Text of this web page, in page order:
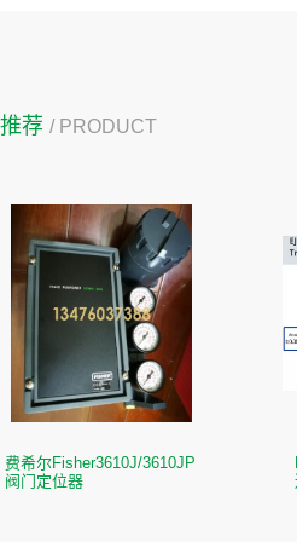
荐 / PRODUCT
费希尔Fisher3610J/3610JP
阀门定位器